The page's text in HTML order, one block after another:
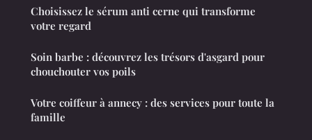
Choisissez le sérum anti cerne qui transforme
votre regard
Soin barbe : découvrez les trésors d'asgard pour
chouchouter vos poils
Votre coiffeur à annecy : des services pour toute la
famille